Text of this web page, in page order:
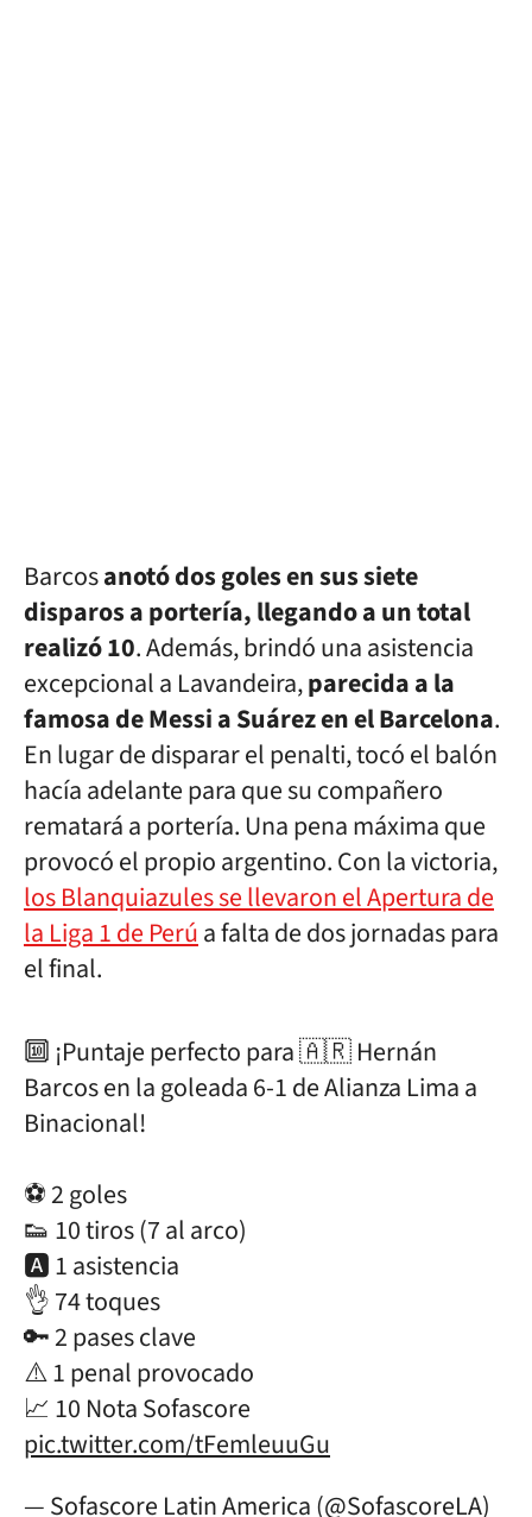
Barcosanotó dos goles en sus siete
disparos a portería, llegando a un total
realizó 10. Además, brindó una asistencia
excepcional a Lavandeira,parecida a la
famosa de Messi a Suárez en el Barcelona.
En lugar de disparar el penalti, tocó el balón
hacía adelante para que su compañero
rematará a portería. Una pena máxima que
provocó el propio argentino. Con la victoria,
los Blanquiazules se llevaron el Apertura de
la Liga 1 de Perúa falta de dos jornadas para
el final.
🔟 ¡Puntaje perfecto para 🇦🇷 Hernán
Barcos en la goleada 6-1 de Alianza Lima a
Binacional!
⚽ 2 goles
👟 10 tiros (7 al arco)
🅰️ 1 asistencia
👌 74 toques
🔑 2 pases clave
⚠️ 1 penal provocado
📈 10 Nota Sofascore
pic.twitter.com/tFemleuuGu
— Sofascore Latin America (@SofascoreLA)